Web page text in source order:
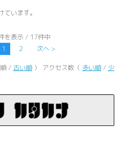
います。
を表示 / 17件中
1 2 次へ >
/ 古い順 ） アクセス数（ 多い順 / 少